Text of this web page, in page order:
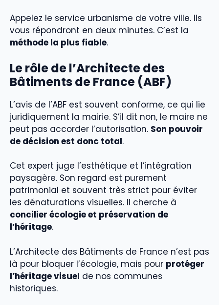
Appelez le service urbanisme de votre ville. Ils
vous répondront en deux minutes. C’est la
méthode la plus fiable.
Le rôle de l’Architecte des
Bâtiments de France (ABF)
L’avis de l’ABF est souvent conforme, ce qui lie
juridiquement la mairie. S’il dit non, le maire ne
peut pas accorder l’autorisation. Son pouvoir
de décision est donc total.
Cet expert juge l’esthétique et l’intégration
paysagère. Son regard est purement
patrimonial et souvent très strict pour éviter
les dénaturations visuelles. Il cherche à
concilier écologie et préservation de
l’héritage.
L’Architecte des Bâtiments de France n’est pas
là pour bloquer l’écologie, mais pour protéger
l’héritage visuel de nos communes
historiques.